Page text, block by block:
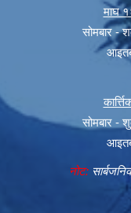
माघ
सोमबार -
सोमबार -
नोट: